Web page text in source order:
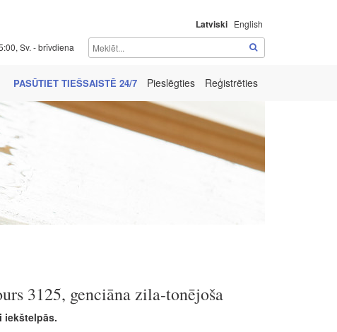
Latviski English
Sv. - brīvdiena
PASŪTIET TIEŠSAISTĒ 24/7 Pieslēgties Reģistrēties
3125, genciāna zila-tonējoša
iekštelpās.